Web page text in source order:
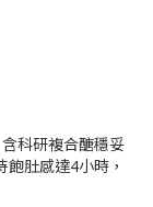
科研複合醣穩妥
肚感達4小時，